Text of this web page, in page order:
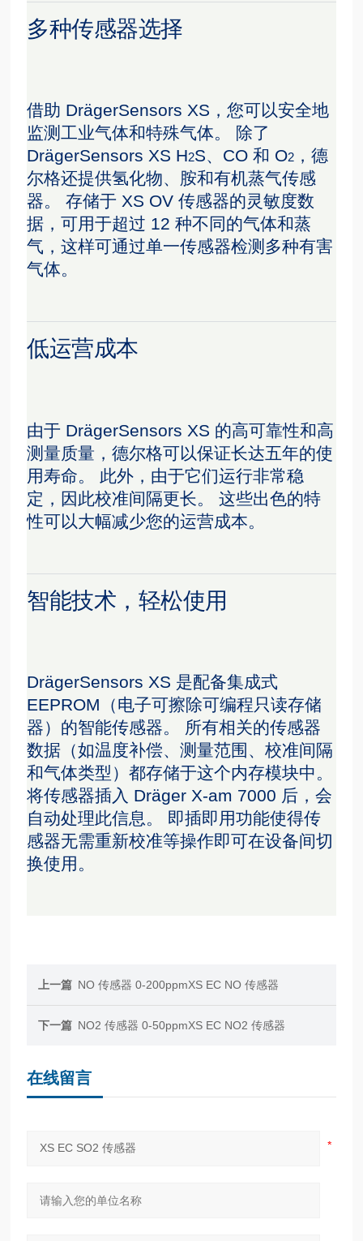
多种传感器选择
借助 DrägerSensors XS，您可以安全地
监测工业气体和特殊气体。 除了
DrägerSensors XS H2S、CO 和 O2 ，德
尔格还提供氢化物、胺和有机蒸气传感
器。 存储于 XS OV 传感器的灵敏度数
据，可用于超过 12 种不同的气体和蒸
气，这样可通过单一传感器检测多种有害
气体。
低运营成本
由于 DrägerSensors XS 的高可靠性和高
测量质量，德尔格可以保证长达五年的使
用寿命。 此外，由于它们运行非常稳
定，因此校准间隔更长。 这些出色的特
性可以大幅减少您的运营成本。
智能技术，轻松使用
DrägerSensors XS 是配备集成式
EEPROM（电子可擦除可编程只读存储
器）的智能传感器。 所有相关的传感器
数据（如温度补偿、测量范围、校准间隔
和气体类型）都存储于这个内存模块中。
将传感器插入 Dräger X-am 7000 后，会
自动处理此信息。 即插即用功能使得传
感器无需重新校准等操作即可在设备间切
换使用。
上一篇 NO 传感器 0-200ppmXS EC NO 传感器
下一篇 NO2 传感器 0-50ppmXS EC NO2 传感器
在线留言